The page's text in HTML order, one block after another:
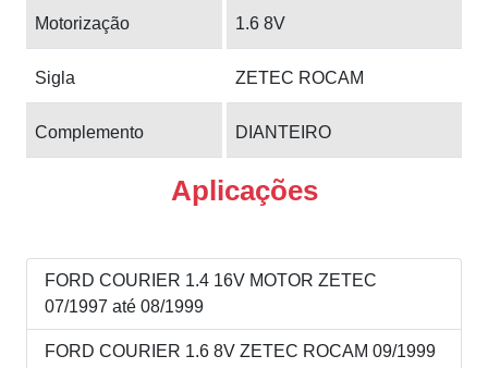
Motorização 1.6 8V
Sigla ZETEC ROCAM
Complemento DIANTEIRO
Aplicações
FORD COURIER 1.4 16V MOTOR ZETEC
07/1997 até 08/1999
FORD COURIER 1.6 8V ZETEC ROCAM 09/1999